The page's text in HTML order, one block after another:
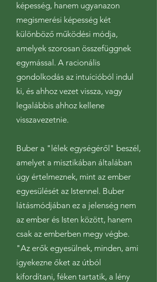
képesség, hanem ugyanazon
megismerési képesség két
különböző működési módja,
amelyek szorosan összefüggnek
egymással. A racionális
gondolkodás az intuícióból indul
ki, és ahhoz vezet vissza, vagy
legalábbis ahhoz kellene
visszavezetnie.
Buber a "lélek egységéről" beszél,
amelyet a misztikában általában
úgy értelmeznek, mint az ember
egyesülését az Istennel. Buber
látásmódjában ez a jelenség nem
az ember és Isten között, hanem
csak az emberben megy végbe.
"Az erők egyesülnek, minden, ami
igyekezne őket az útból
kifordítani, féken tartatik, a lény